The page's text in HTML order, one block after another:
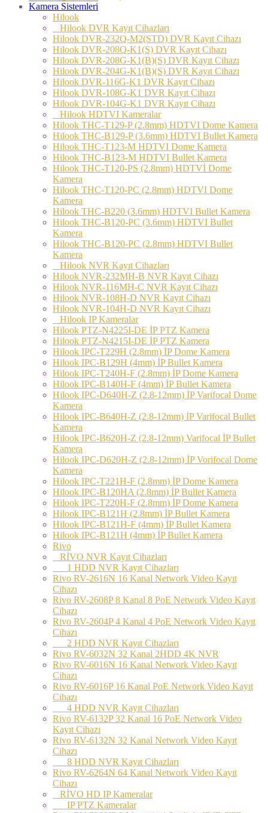
Kamera Sistemleri
Hilook
Hilook DVR Kayıt Cihazları
Hilook DVR-232Q-M2(STD) DVR Kayıt Cihazı
Hilook DVR-208Q-K1(S) DVR Kayıt Cihazı
Hilook DVR-208G-K1(B)(S) DVR Kayıt Cihazı
Hilook DVR-204G-K1(B)(S) DVR Kayıt Cihazı
Hilook DVR-116G-K1 DVR Kayıt Cihazı
Hilook DVR-108G-K1 DVR Kayıt Cihazı
Hilook DVR-104G-K1 DVR Kayıt Cihazı
Hilook HDTVI Kameralar
Hilook THC-T129-P (2.8mm) HDTVI Dome Kamera
Hilook THC-B129-P (3.6mm) HDTVI Bullet Kamera
Hilook THC-T123-M HDTVI Dome Kamera
Hilook THC-B123-M HDTVI Bullet Kamera
Hilook THC-T120-PS (2.8mm) HDTVİ Dome
Kamera
Hilook THC-T120-PC (2.8mm) HDTVI Dome
Kamera
Hilook THC-B220 (3.6mm) HDTVI Bullet Kamera
Hilook THC-B120-PC (3.6mm) HDTVI Bullet
Kamera
Hilook THC-B120-PC (2.8mm) HDTVI Bullet
Kamera
Hilook NVR Kayıt Cihazları
Hilook NVR-232MH-B NVR Kayıt Cihazı
Hilook NVR-116MH-C NVR Kayıt Cihazı
Hilook NVR-108H-D NVR Kayıt Cihazı
Hilook NVR-104H-D NVR Kayıt Cihazı
Hilook IP Kameralar
Hilook PTZ-N4225I-DE İP PTZ Kamera
Hilook PTZ-N4215I-DE İP PTZ Kamera
Hilook IPC-T229H (2.8mm) İP Dome Kamera
Hilook IPC-B129H (4mm) İP Bullet Kamera
Hilook IPC-T240H-F (2.8mm) İP Dome Kamera
Hilook IPC-B140H-F (4mm) İP Bullet Kamera
Hilook IPC-D640H-Z (2.8-12mm) İP Varifocal Dome
Kamera
Hilook IPC-B640H-Z (2.8-12mm) İP Varifocal Bullet
Kamera
Hilook IPC-B620H-Z (2.8-12mm) Varifocal İP Bullet
Kamera
Hilook IPC-D620H-Z (2.8-12mm) İP Vorifocal Dome
Kamera
Hilook IPC-T221H-F (2.8mm) İP Dome Kamera
Hilook IPC-B120HA (2.8mm) İP Bullet Kamera
Hilook IPC-T220H-F (2.8mm) İP Dome Kamera
Hilook IPC-B121H (2.8mm) İP Bullet Kamera
Hilook IPC-B121H-F (4mm) İP Bullet Kamera
Hilook IPC-B121H (4mm) İP Bullet Kamera
Rivo
RİVO NVR Kayıt Cihazları
1 HDD NVR Kayıt Cihazları
Rivo RV-2616N 16 Kanal Network Video Kayıt
Cihazı
Rivo RV-2608P 8 Kanal 8 PoE Network Video Kayıt
Cihazı
Rivo RV-2604P 4 Kanal 4 PoE Network Video Kayıt
Cihazı
2 HDD NVR Kayıt Cihazları
Rivo RV-6032N 32 Kanal 2HDD 4K NVR
Rivo RV-6016N 16 Kanal Network Video Kayıt
Cihazı
Rivo RV-6016P 16 Kanal PoE Network Video Kayıt
Cihazı
4 HDD NVR Kayıt Cihazları
Rivo RV-6132P 32 Kanal 16 PoE Network Video
Kayıt Cihazı
Rivo RV-6132N 32 Kanal Network Video Kayıt
Cihazı
8 HDD NVR Kayıt Cihazları
Rivo RV-6264N 64 Kanal Network Video Kayıt
Cihazı
RİVO HD IP Kameralar
IP PTZ Kameralar